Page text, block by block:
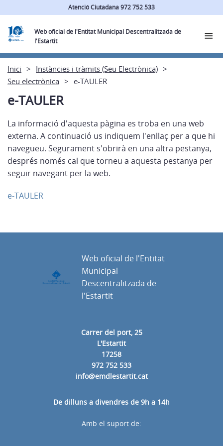
Atenció Ciutadana 972 752 533
Web oficial de l'Entitat Municipal Descentralitzada de
l'Estartit
Inici
Instàncies i tràmits (Seu Electrònica)
Seu electrònica
e-TAULER
e-TAULER
La informació d'aquesta pàgina es troba en una web
externa. A continuació us indiquem l'enllaç per a que hi
navegueu. Segurament s'obrirà en una altra pestanya,
després només cal que torneu a aquesta pestanya per
seguir navegant per la web.
e-TAULER
Carrer del port, 25
L'Estartit
17258
972 752 533
info@emdlestartit.cat
De dilluns a divendres de 9h a 14h
Web oficial de l'Entitat
Municipal
Descentralitzada de
l'Estartit
Amb el suport de: